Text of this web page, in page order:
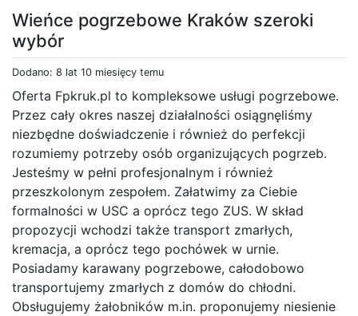
Wieńce pogrzebowe Kraków szeroki
wybór
Dodano: 8 lat 10 miesięcy temu
Oferta Fpkruk.pl to kompleksowe usługi pogrzebowe.
Przez cały okres naszej działalności osiągnęliśmy
niezbędne doświadczenie i również do perfekcji
rozumiemy potrzeby osób organizujących pogrzeb.
Jesteśmy w pełni profesjonalnym i również
przeszkolonym zespołem. Załatwimy za Ciebie
formalności w USC a oprócz tego ZUS. W skład
propozycji wchodzi także transport zmarłych,
kremacja, a oprócz tego pochówek w urnie.
Posiadamy karawany pogrzebowe, całodobowo
transportujemy zmarłych z domów do chłodni.
Obsługujemy żałobników m.in. proponujemy niesienie